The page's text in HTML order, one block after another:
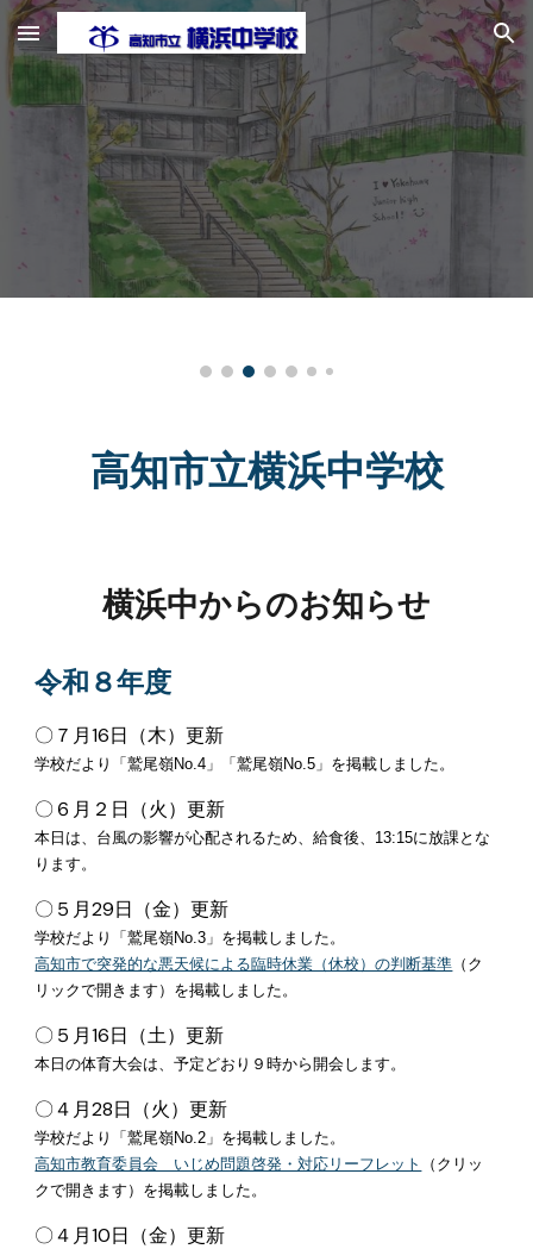
Skip to main content Skip to navigation
高知市立横浜中学校
横浜中からのお知らせ
令和 ８年度
〇 ７ 月16日（木）更新
学校だより「鷲尾嶺No.4 」「鷲尾嶺No.5 」を掲載しました。
〇 ６ 月 ２ 日（火）更新
本日は、台風の影響が心配されるため、給食後、13:15に放課とな
ります。
〇 ５ 月29日（金）更新
学校だより「鷲尾嶺No.3 」を掲載しました。
高知市で突発的な悪天候による臨時休業（休校）の判断基準 （ク
リックで開きます） を掲載しました。
〇 ５ 月16日（土）更新
本日の体育大会は、予定どおり９時から開会します。
〇４月28日（火）更新
学校だより「鷲尾嶺No.2 」を掲載しました。
高知市教育委員会 いじめ問題啓発・対応リーフレット
（クリッ
クで開きます） を掲載しました。
〇４ 月10日（金）更新